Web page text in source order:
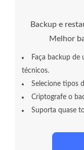
Backup e
Melhor
Faça backup de
técnicos.
Selecione tipos
Criptografe o
Suporta quase